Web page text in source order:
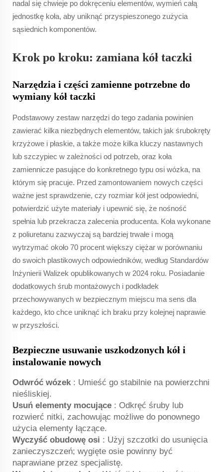
nadal się chwieje po dokręceniu elementów, wymień całą
jednostkę koła, aby uniknąć przyspieszonego zużycia
sąsiednich komponentów.
Krok po kroku: zamiana kół taczki
Narzędzia i części zamienne potrzebne do
wymiany kół taczki
Podstawowy zestaw narzędzi do tego zadania powinien
zawierać kilka niezbędnych elementów, takich jak śrubokręty
krzyżowe i płaskie, a także może kilka kluczy nastawnych
lub szczypiec w zależności od potrzeb, oraz koła
zamiennicze pasujące do konkretnego typu osi wózka, na
którym się pracuje. Przed zamontowaniem nowych części
ważne jest sprawdzenie, czy rozmiar kół jest odpowiedni,
potwierdzić użyte materiały i upewnić się, że nośność
spełnia lub przekracza zalecenia producenta. Koła wykonane
z poliuretanu zazwyczaj są bardziej trwałe i mogą
wytrzymać około 70 procent większy ciężar w porównaniu
do swoich plastikowych odpowiedników, według Standardów
Inżynierii Walizek opublikowanych w 2024 roku. Posiadanie
dodatkowych śrub montażowych i podkładek
przechowywanych w bezpiecznym miejscu ma sens dla
każdego, kto chce uniknąć ich braku przy kolejnej naprawie
w przyszłości.
Bezpieczne usuwanie uszkodzonych kół i
instalowanie nowych
Odwróć wózek : Umieść go stabilnie na powierzchni
nieśliskiej.
Usuń elementy mocujące : Odkręć śruby lub
rozwierć nitki, zachowując możliwe do ponownego
użycia elementy łączące.
Wyczyść obudowę osi : Użyj szczotki do usunięcia
zanieczyszczeń; wygięte osie powinny być
naprawiane przez specjalistę.